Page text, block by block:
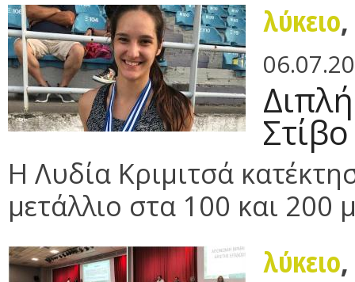
λύκειο,
Στίβο
Η Λυδία Κριμιτσά
μετάλλιο στα 100 και 200
λύκειο,